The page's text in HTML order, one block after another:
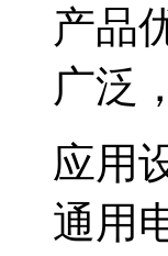
产品
广泛
应用
通用